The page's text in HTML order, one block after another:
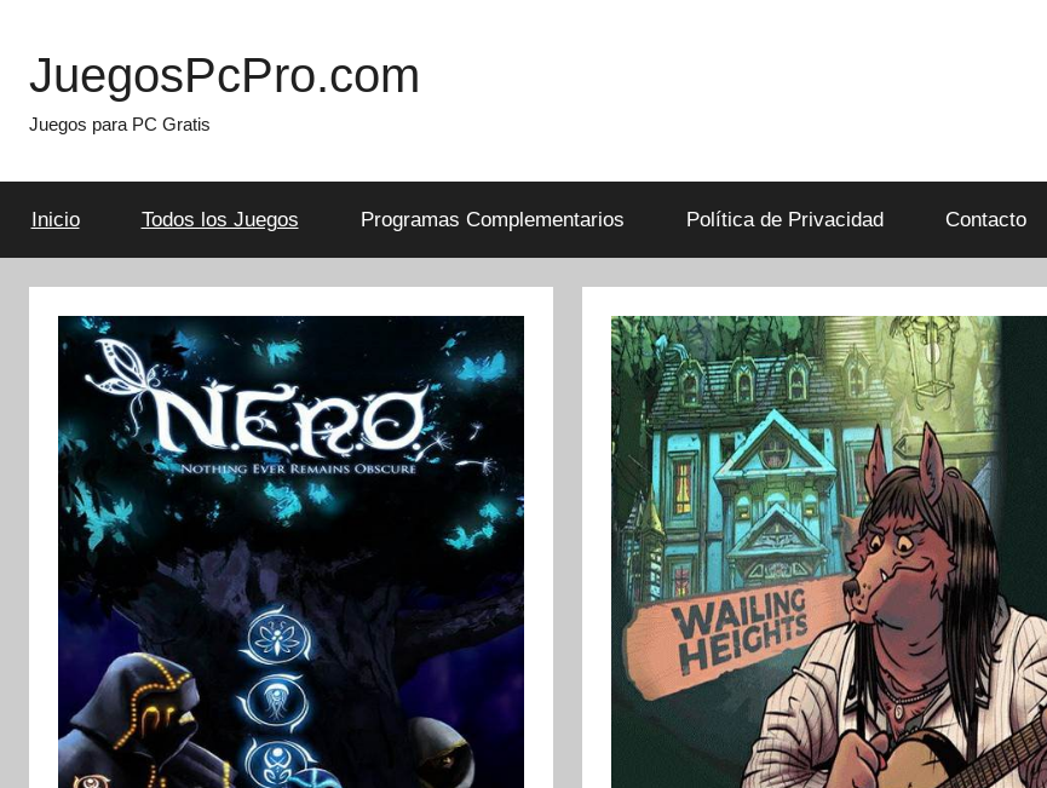
content
JuegosPcPro.com
Juegos para PC Gratis
Inicio Todos los Juegos Programas Complementarios Política de Privacidad Contacto